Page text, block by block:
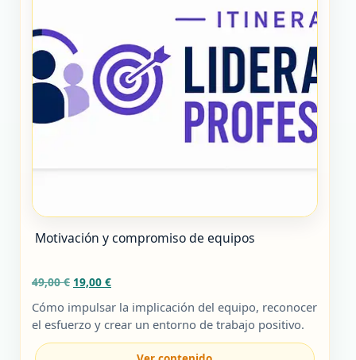
Motivación y compromiso de equipos
49,00€ El
original
era:
49,00 €.
19,00 €El
actual
es:
19,00 €.
Cómo impulsar la implicación del equipo, reconocer
el esfuerzo y crear un entorno de trabajo positivo.